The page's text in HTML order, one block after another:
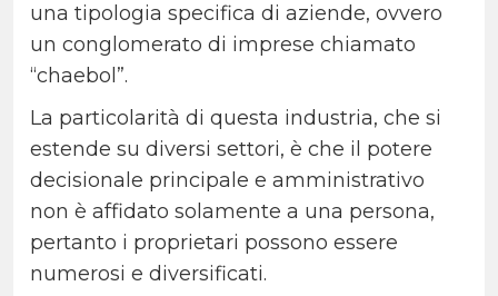
una tipologia specifica di aziende, ovvero
un conglomerato di imprese chiamato
“chaebol”.
La particolarità di questa industria, che si
estende su diversi settori, è che il potere
decisionale principale e amministrativo
non è affidato solamente a una persona,
pertanto i proprietari possono essere
numerosi e diversificati.